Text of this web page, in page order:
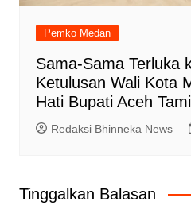
Pemko Medan
Sama-Sama Terluka
Ketulusan Wali Kota
Hati Bupati Aceh
Redaksi Bhinneka News
Tinggalkan Balasan